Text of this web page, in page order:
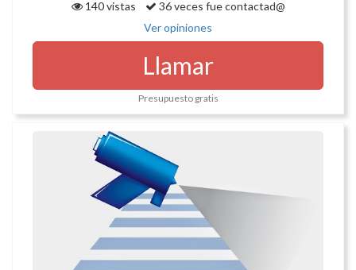
140 vistas
36 veces fue contactad@
Ver opiniones
Llamar
Presupuesto gratis